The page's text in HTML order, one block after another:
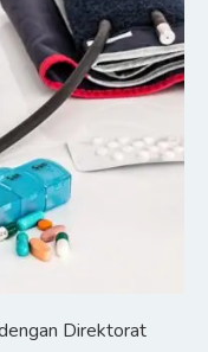
Direktorat